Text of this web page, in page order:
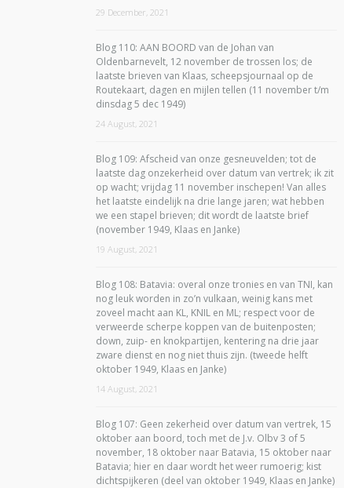
29 December, 2021
Blog 110: AAN BOORD van de Johan van
Oldenbarnevelt, 12 november de trossen los; de
laatste brieven van Klaas, scheepsjournaal op de
Routekaart, dagen en mijlen tellen (11 november t/m
dinsdag 5 dec 1949)
24 August, 2021
Blog 109: Afscheid van onze gesneuvelden; tot de
laatste dag onzekerheid over datum van vertrek; ik zit
op wacht; vrijdag 11 november inschepen! Van alles
het laatste eindelijk na drie lange jaren; wat hebben
we een stapel brieven; dit wordt de laatste brief
(november 1949, Klaas en Janke)
19 August, 2021
Blog 108: Batavia: overal onze tronies en van TNI, kan
nog leuk worden in zo’n vulkaan, weinig kans met
zoveel macht aan KL, KNIL en ML; respect voor de
verweerde scherpe koppen van de buitenposten;
down, zuip- en knokpartijen, kentering na drie jaar
zware dienst en nog niet thuis zijn. (tweede helft
oktober 1949, Klaas en Janke)
14 August, 2021
Blog 107: Geen zekerheid over datum van vertrek, 15
oktober aan boord, toch met de J.v. Olbv 3 of 5
november, 18 oktober naar Batavia, 15 oktober naar
Batavia; hier en daar wordt het weer rumoerig; kist
dichtspijkeren (deel van oktober 1949, Klaas en Janke)